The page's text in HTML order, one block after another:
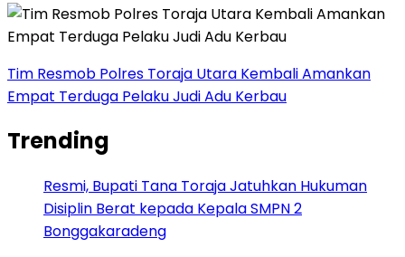
Tim Resmob Polres Toraja Utara Kembali Amankan
Empat Terduga Pelaku Judi Adu Kerbau
Trending
Resmi, Bupati Tana Toraja Jatuhkan Hukuman
Disiplin Berat kepada Kepala SMPN 2
Bonggakaradeng